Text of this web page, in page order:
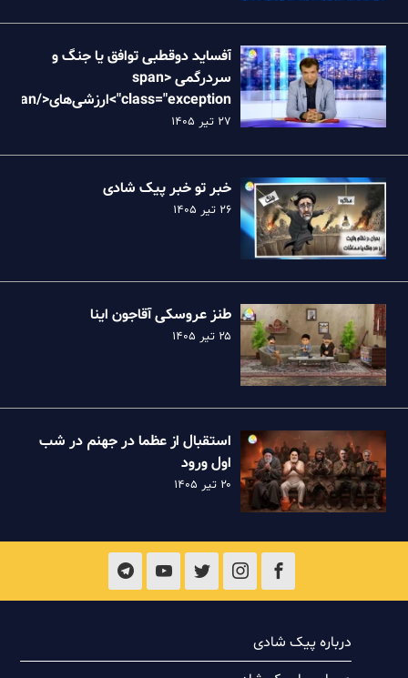
آفساید دوقطبی توافق یا جنگ و
سردرگمی <span
نظام
۲۷ تیر ۱۴۰۵
خبر تو خبر پیک شادی
۲۶ تیر ۱۴۰۵
طنز عروسکی آقاجون اینا
۲۵ تیر ۱۴۰۵
استقبال از عظما در جهنم در شب
اول ورود
۲۰ تیر ۱۴۰۵
درباره پیک شادی